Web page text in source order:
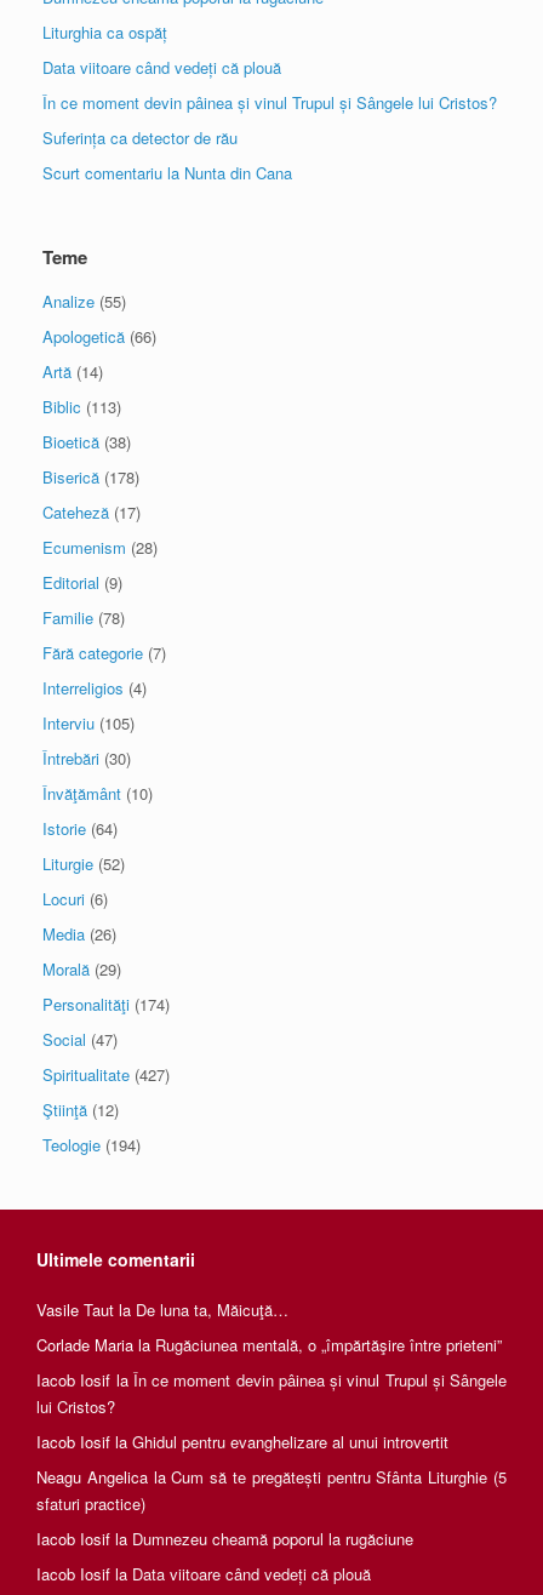
Liturghia ca ospăț
Data viitoare când vedeți că plouă
În ce moment devin pâinea și vinul Trupul și Sângele lui Cristos?
Suferința ca detector de rău
Scurt comentariu la Nunta din Cana
Teme
Analize (55)
Apologetică (66)
Artă (14)
Biblic (113)
Bioetică (38)
Biserică (178)
Cateheză (17)
Ecumenism (28)
Editorial (9)
Familie (78)
Fără categorie (7)
Interreligios (4)
Interviu (105)
Întrebări (30)
Învăţământ (10)
Istorie (64)
Liturgie (52)
Locuri (6)
Media (26)
Morală (29)
Personalităţi (174)
Social (47)
Spiritualitate (427)
Ştiinţă (12)
Teologie (194)
Ultimele comentarii
Vasile Taut la De luna ta, Măicuţă…
Corlade Maria la Rugăciunea mentală, o „împărtăşire între prieteni”
Iacob Iosif la În ce moment devin pâinea și vinul Trupul și Sângele
lui Cristos?
Iacob Iosif la Ghidul pentru evanghelizare al unui introvertit
Neagu AngelicalaCum să te pregătești pentru Sfânta Liturghie (5
sfaturi practice)
Iacob Iosif la Dumnezeu cheamă poporul la rugăciune
Iacob Iosif la Data viitoare când vedeți că plouă